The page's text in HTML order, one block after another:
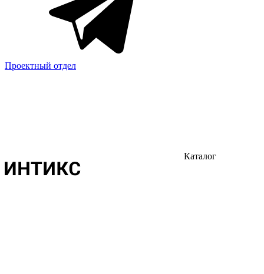
Проектный отдел
Каталог